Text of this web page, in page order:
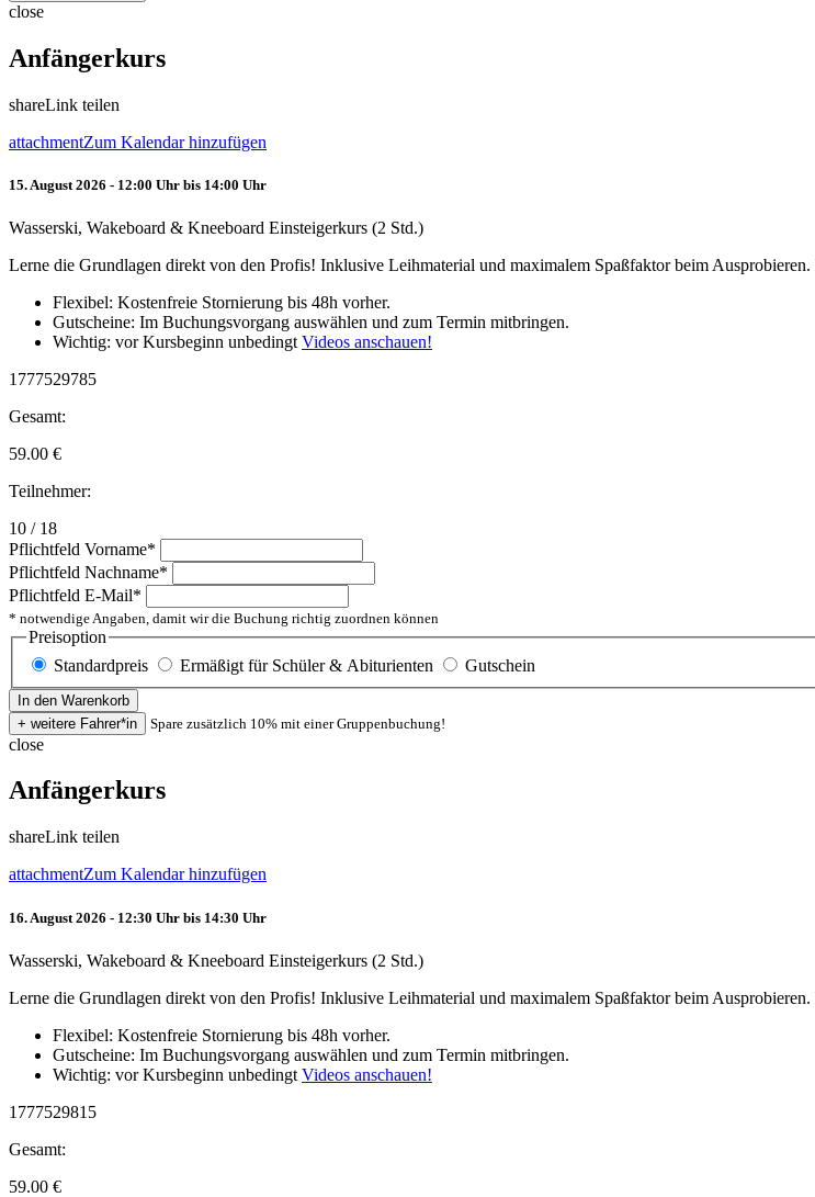
close
Anfängerkurs
shareLink teilen
attachmentZum Kalendar hinzufügen
15. August 2026 - 12:00 Uhr bis 14:00 Uhr
Wasserski, Wakeboard & Kneeboard Einsteigerkurs (2 Std.)
Lerne die Grundlagen direkt von den Profis! Inklusive Leihmaterial und maximalem Spaßfaktor beim
Flexibel: Kostenfreie Stornierung bis 48h vorher.
Gutscheine: Im Buchungsvorgang auswählen und zum Termin mitbringen.
Wichtig: vor Kursbeginn unbedingt Videos anschauen!
1777529785
Gesamt:
59.00 €
Teilnehmer:
10 / 18
Pflichtfeld Vorname*
Pflichtfeld Nachname*
Pflichtfeld E-Mail*
* notwendige Angaben, damit wir die Buchung richtig zuordnen können
Preisoption
Standardpreis
Ermäßigt für Schüler & Abiturienten Gutschein
Spare zusätzlich 10% mit einer Gruppenbuchung!
close
Anfängerkurs
shareLink teilen
attachmentZum Kalendar hinzufügen
16. August 2026 - 12:30 Uhr bis 14:30 Uhr
Wasserski, Wakeboard & Kneeboard Einsteigerkurs (2 Std.)
Lerne die Grundlagen direkt von den Profis! Inklusive Leihmaterial und maximalem Spaßfaktor beim
Flexibel: Kostenfreie Stornierung bis 48h vorher.
Gutscheine: Im Buchungsvorgang auswählen und zum Termin mitbringen.
Wichtig: vor Kursbeginn unbedingt Videos anschauen!
1777529815
Gesamt:
59.00 €